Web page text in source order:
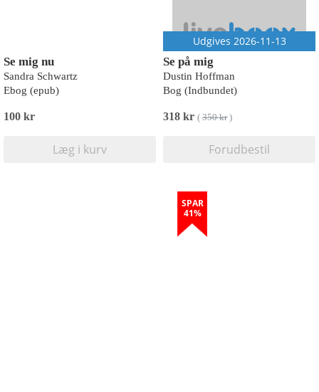
Se mig nu
Sandra Schwartz
Ebog (epub)
100 kr
Læg i kurv
Udgives 2026-11-13
Se på mig
Dustin Hoffman
Bog (Indbundet)
318 kr ( 350 kr)
Forudbestil
SPAR
41%